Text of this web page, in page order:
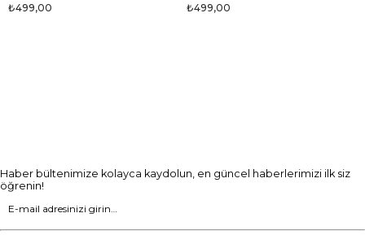
₺499,00
₺499,00
Haber bültenimize kolayca kaydolun, en güncel haberlerimizi ilk siz
öğrenin!